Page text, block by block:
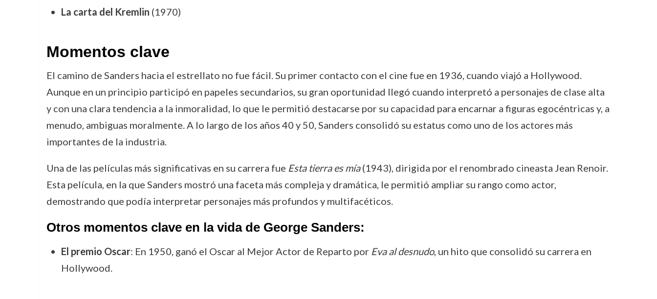
La carta del Kremlin (1970)
Momentos clave
El camino de Sanders hacia el estrellato no fue fácil. Su primer contacto con el cine fue en 1936, cuando viajó a Hollywood.
Aunque en un principio participó en papeles secundarios, su gran oportunidad llegó cuando interpretó a personajes de clase alta
y con una clara tendencia a la inmoralidad, lo que le permitió destacarse por su capacidad para encarnar a figuras egocéntricas y, a
menudo, ambiguas moralmente. A lo largo de los años 40 y 50, Sanders consolidó su estatus como uno de los actores más
importantes de la industria.
Una de las películas más significativas en su carrera fue Esta tierra es mía(1943), dirigida por el renombrado cineasta Jean Renoir.
Esta película, en la que Sanders mostró una faceta más compleja y dramática, le permitió ampliar su rango como actor,
demostrando que podía interpretar personajes más profundos y multifacéticos.
Otros momentos clave en la vida de George Sanders:
El premio Oscar: En 1950, ganó el Oscar al Mejor Actor de Reparto por Eva al desnudo, un hito que consolidó su carrera en
Hollywood.